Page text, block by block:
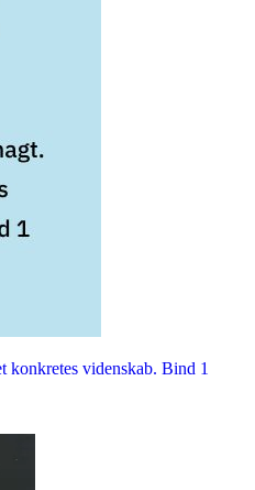
konkretes videnskab. Bind 1